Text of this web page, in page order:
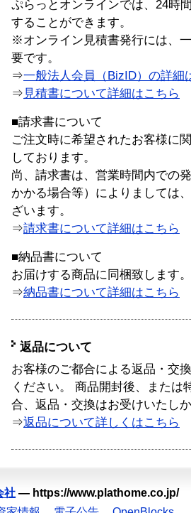
ぷらっとオンラインでは、24時
することができます。
※オンライン見積書発行には、
要です。
⇒一般法人会員（BizID）の詳細
⇒ 見積書について詳細はこちら
■請求書について
ご注文時に希望されたお客様に
しております。
尚、請求書は、営業時間内での
かかる場合等）によりましては
ざいます。
⇒請求書について詳細はこちら
■納品書について
お届けする商品に同梱致します。
⇒納品書について詳細はこちら
返品について
お客様のご都合による返品・交
ください。 商品開封後、または
合、返品・交換はお受けいたし
⇒返品について詳しくはこちら
社 — https://www.plathome.co.jp/